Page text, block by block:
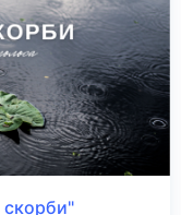
скорби"